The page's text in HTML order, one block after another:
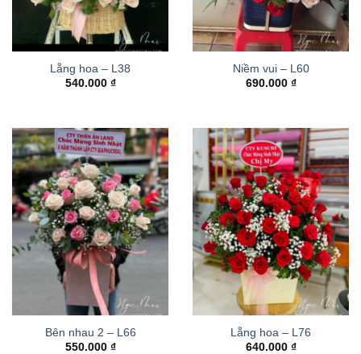
Lẵng hoa – L38
540.000 ₫
Niềm vui – L60
690.000 ₫
Bên nhau 2 – L66
550.000 ₫
Lẵng hoa – L76
640.000 ₫